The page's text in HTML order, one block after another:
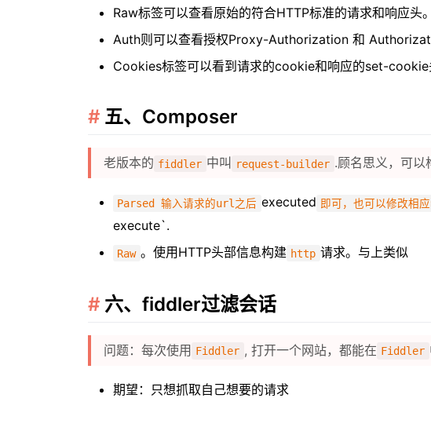
Raw标签可以查看原始的符合HTTP标准的请求和响应头。
Auth则可以查看授权Proxy-Authorization 和
Cookies标签可以看到请求的cookie和响应的set-cookie
五、Composer
老版本的 fiddler 中叫 request-builder .顾名思义，可以
Parsed 输入请求的url之后 executed 即可，也可以修改相
execute`.
Raw 。使用HTTP头部信息构建 http 请求。与上类似
六、fiddler过滤会话
问题：每次使用 Fiddler , 打开一个网站，都能在 Fiddler
期望：只想抓取自己想要的请求